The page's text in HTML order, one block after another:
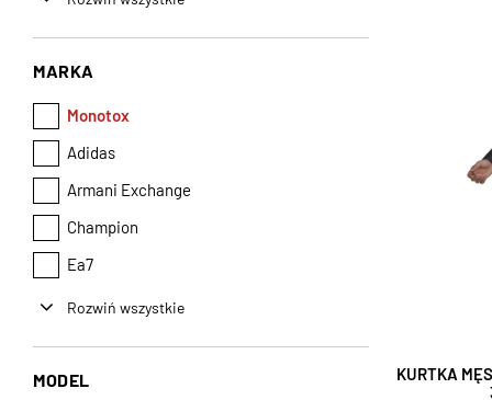
MARKA
Monotox
Adidas
Armani Exchange
Champion
Ea7
Rozwiń wszystkie
MODEL
KURTKA